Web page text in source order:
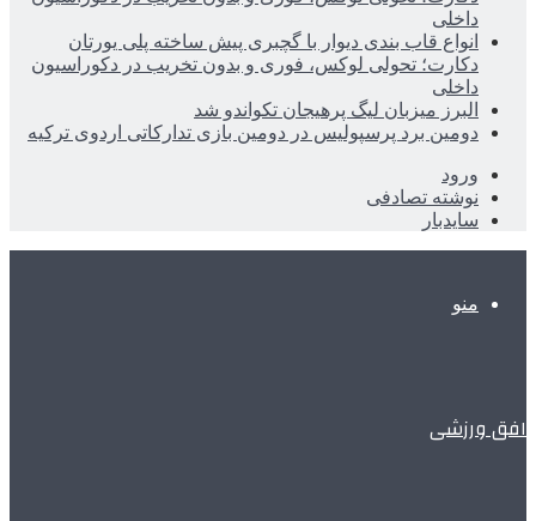
داخلی
انواع قاب بندی دیوار با گچبری پیش ساخته پلی یورتان
دکارت؛ تحولی لوکس، فوری و بدون تخریب در دکوراسیون
داخلی
البرز میزبان لیگ پرهیجان تکواندو شد
دومین برد پرسپولیس در دومین بازی تدارکاتی اردوی ترکیه
ورود
نوشته تصادفی
سایدبار
منو
افق ورزشی